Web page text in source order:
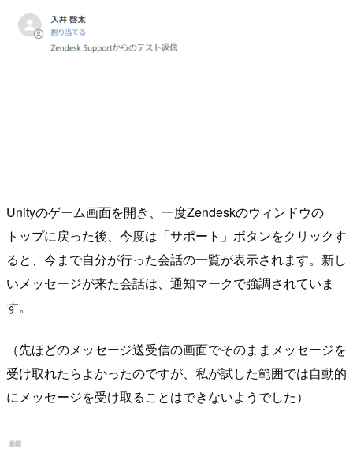
Unityのゲーム画面を開き、一度Zendeskのウィンドウの
トップに戻った後、今度は「サポート」ボタンをクリックす
ると、今まで自分が行った会話の一覧が表示されます。新し
いメッセージが来た会話は、通知マークで強調されていま
す。
（先ほどのメッセージ送受信の画面でそのままメッセージを
受け取れたらよかったのですが、私が試した範囲では自動的
にメッセージを受け取ることはできないようでした）